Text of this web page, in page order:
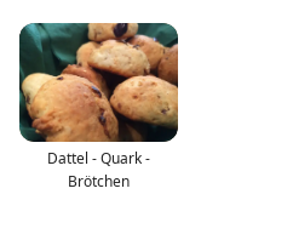
Dattel - Quark -
Brötchen